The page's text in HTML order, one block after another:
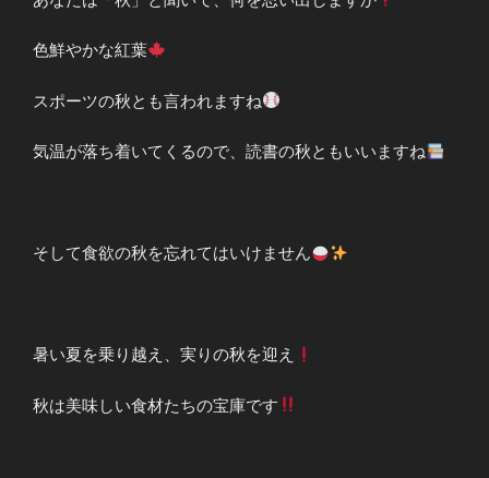
色鮮やかな紅葉
スポーツの秋とも言われますね
気温が落ち着いてくるので、読書の秋ともいいますね
そして食欲の秋を忘れてはいけません
暑い夏を乗り越え、実りの秋を迎え
秋は美味しい食材たちの宝庫です